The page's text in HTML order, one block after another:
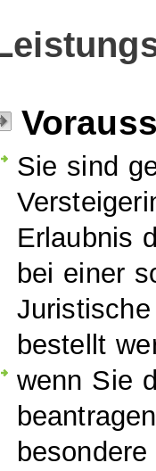
Sie sind
Erlaubnis
bei einer
bestellt
wenn Sie